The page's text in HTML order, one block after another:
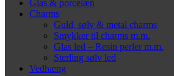
Glas & porcelæn
Charms
Guld, sølv & metal charms
Smykker til charms m.m.
Glas led – Resin perler m.m.
Sterling sølv led
Vedhæng